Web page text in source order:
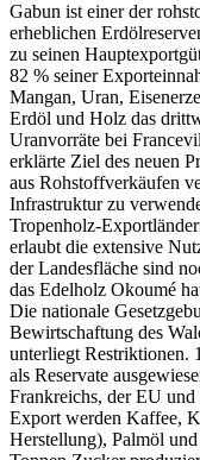
Gabun ist einer der
erheblichen
zu seinen
82 % seiner
Mangan, Uran,
Erdöl und Holz das
Uranvorräte bei
erklärte Ziel des neuen
aus Rohstoffverkäufen
Infrastruktur zu
Tropenholz-
erlaubt die extensive
der Landesfläche sind
das Edelholz Okoumé
Die nationale
Bewirtschaftung des
unterliegt Restriktionen.
als Reservate
Frankreichs, der EU
Export werden Kaffee,
Herstellung), Palmöl